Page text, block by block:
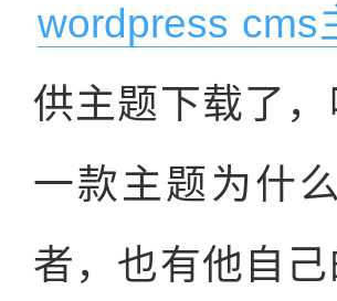
wordpress cms
供主题下载了
一款主题为什
者，也有他自